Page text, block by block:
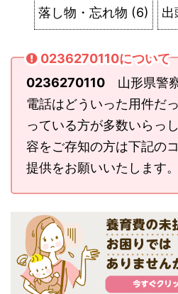
落し物・忘れ物 (6) 出
0236270110について
0236270110 山形県警
電話はどういった用件だ
っている方が多数いらっ
容をご存知の方は下記の
提供をお願いいたします。